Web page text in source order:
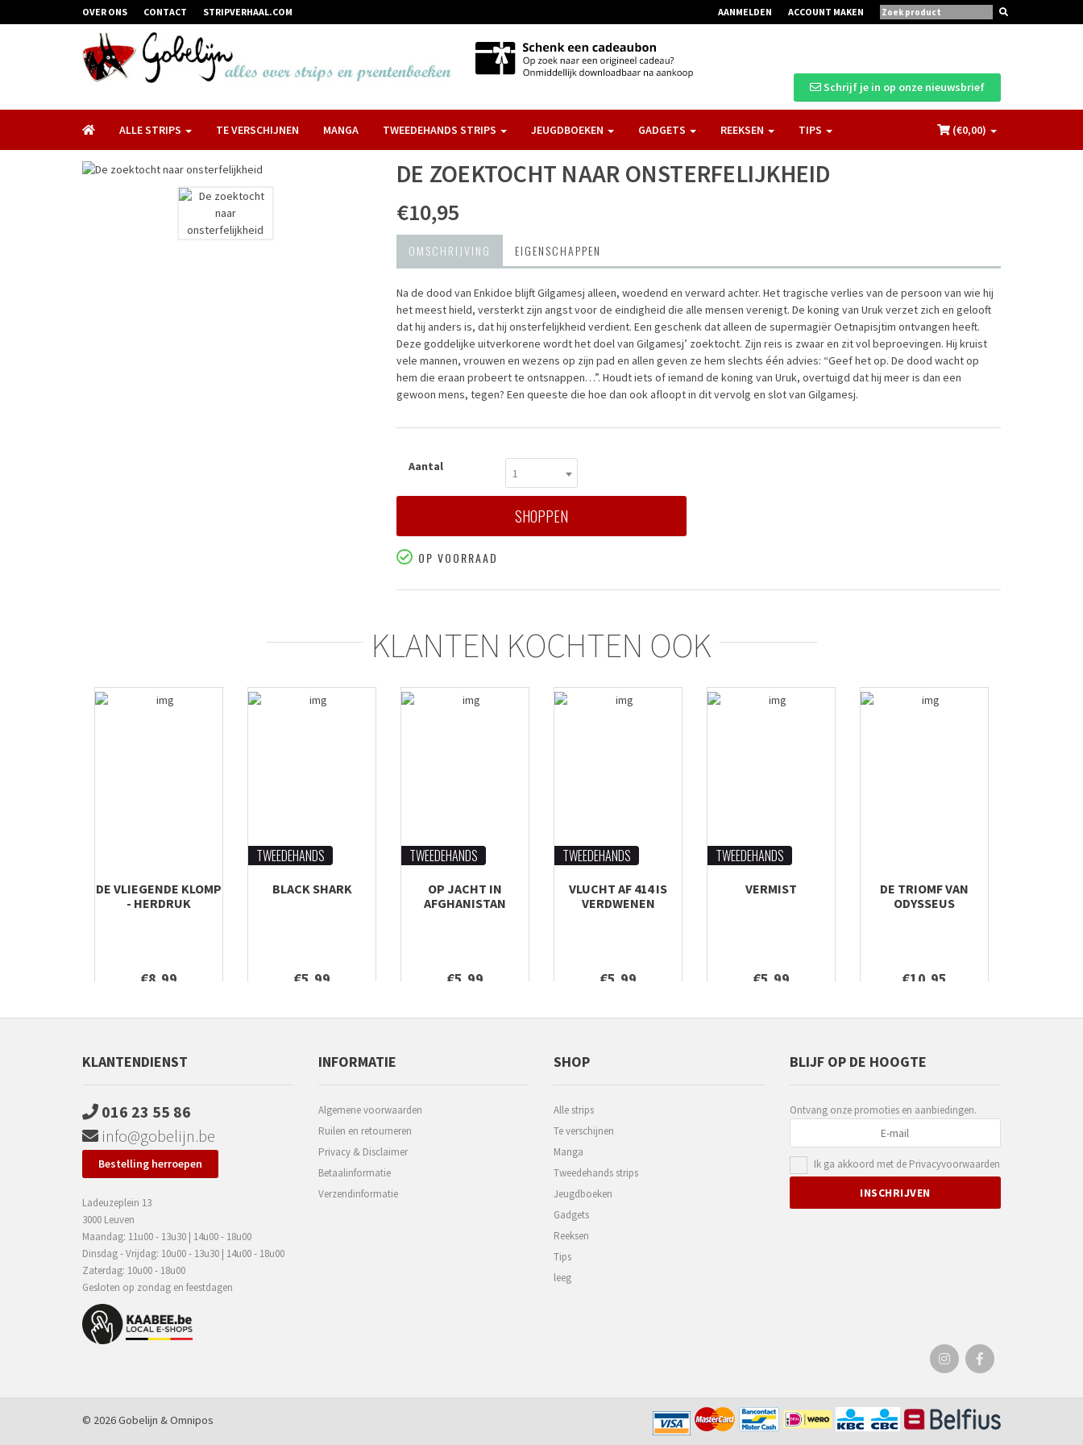
OVER ONS CONTACT STRIPVERHAAL.COM AANMELDEN ACCOUNT MAKEN
Schrijf je in op onze nieuwsbrief
ALLE STRIPS TE VERSCHIJNEN MANGA TWEEDEHANDS STRIPS JEUGDBOEKEN GADGETS REEKSEN TIPS (€0,00)
DE ZOEKTOCHT NAAR ONSTERFELIJKHEID
€10,95
OMSCHRIJVING EIGENSCHAPPEN
Na de dood van Enkidoe blijft Gilgamesj alleen, woedend en verward achter. Het tragische verlies van de persoon van wie hij
het meest hield, versterkt zijn angst voor de eindigheid die alle mensen verenigt. De koning van Uruk verzet zich en gelooft
dat hij anders is, dat hij onsterfelijkheid verdient. Een geschenk dat alleen de supermagiër Oetnapisjtim ontvangen heeft.
Deze goddelijke uitverkorene wordt het doel van Gilgamesj’ zoektocht. Zijn reis is zwaar en zit vol beproevingen. Hij kruist
vele mannen, vrouwen en wezens op zijn pad en allen geven ze hem slechts één advies: “Geef het op. De dood wacht op
hem die eraan probeert te ontsnappen…”. Houdt iets of iemand de koning van Uruk, overtuigd dat hij meer is dan een
gewoon mens, tegen? Een queeste die hoe dan ook afloopt in dit vervolg en slot van Gilgamesj.
Aantal 1
SHOPPEN
OP VOORRAAD
KLANTEN KOCHTEN OOK
DE VLIEGENDE KLOMP
- HERDRUK
€8,99
TWEEDEHANDS
BLACK SHARK
€5,99
TWEEDEHANDS
OP JACHT IN
AFGHANISTAN
€5,99
TWEEDEHANDS
VLUCHT AF 414 IS
VERDWENEN
€5,99
TWEEDEHANDS
VERMIST
€5,99
DE TRIOMF VAN
ODYSSEUS
€10,95
KLANTENDIENST
016 23 55 86
info@gobelijn.be
Bestelling herroepen
Ladeuzeplein 13
3000 Leuven
Maandag: 11u00 - 13u30 | 14u00 - 18u00
Dinsdag - Vrijdag: 10u00 - 13u30 | 14u00 - 18u00
Zaterdag: 10u00 - 18u00
Gesloten op zondag en feestdagen
INFORMATIE
Algemene voorwaarden
Ruilen en retourneren
Privacy & Disclaimer
Betaalinformatie
Verzendinformatie
SHOP
Alle strips
Te verschijnen
Manga
Tweedehands strips
Jeugdboeken
Gadgets
Reeksen
Tips
leeg
BLIJF OP DE HOOGTE
Ontvang onze promoties en aanbiedingen.
Ik ga akkoord met de Privacyvoorwaarden
© 2026 Gobelijn &Omnipos